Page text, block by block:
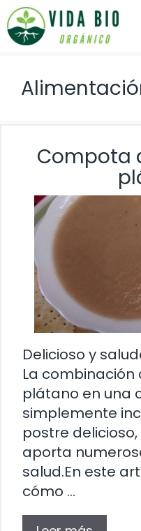
Saltar
al
contenido
Compota
Delicioso y
La
plátano en una
simplemente
postre
aporta
salud.En este
cómo …